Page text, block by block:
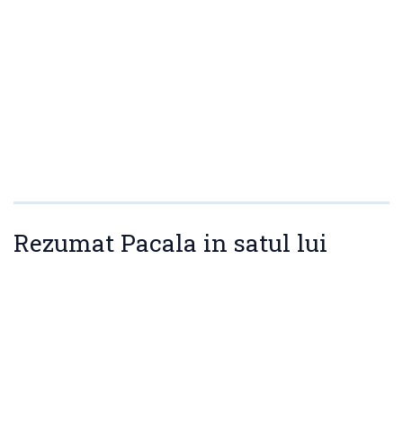
Rezumat Pacala in satul lui